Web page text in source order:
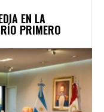
EN LA
PRIMERO